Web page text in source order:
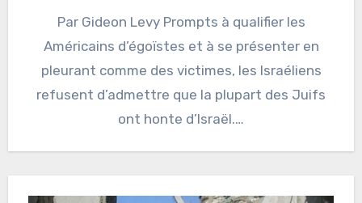
Par Gideon Levy Prompts à qualifier les
Américains d’égoïstes et à se présenter en
pleurant comme des victimes, les Israéliens
refusent d’admettre que la plupart des Juifs
ont honte d’Israël.…